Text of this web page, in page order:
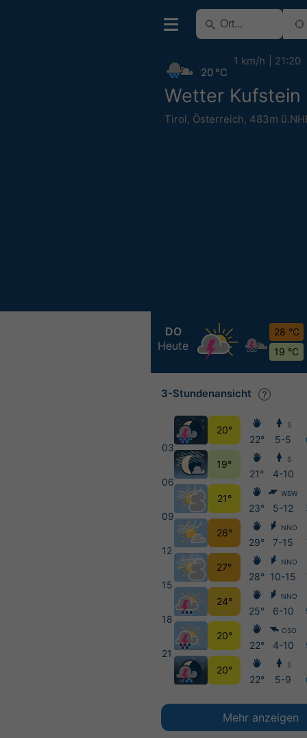
Wetter Kufstein
Tirol, Österreich, 483m
20 °C
1 km/h 21:20
DO
Heute
28 °C
19 °C
3-Stundenansicht
03
06
09
12
15
18
21
20°
19°
21°
26°
27°
24°
20°
20°
22°
21°
23°
29°
28°
25°
22°
22°
S
5-5
S
4-10
WSW
5-12
NNO
7-15
NNO
10-15
NNO
6-10
OSO
4-10
S
5-9
Mehr anzeigen